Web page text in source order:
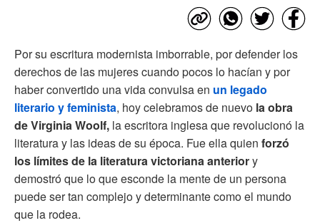
Por su escritura modernista imborrable, por defender los
derechos de las mujeres cuando pocos lo hacían y por
haber convertido una vida convulsa en un legado
literario y feminista, hoy celebramos de nuevo la obra
de Virginia Woolf, la escritora inglesa que revolucionó la
literatura y las ideas de su época. Fue ella quien forzó
los límites de la literatura victoriana anteriory
demostró que lo que esconde la mente de un persona
puede ser tan complejo y determinante como el mundo
que la rodea.